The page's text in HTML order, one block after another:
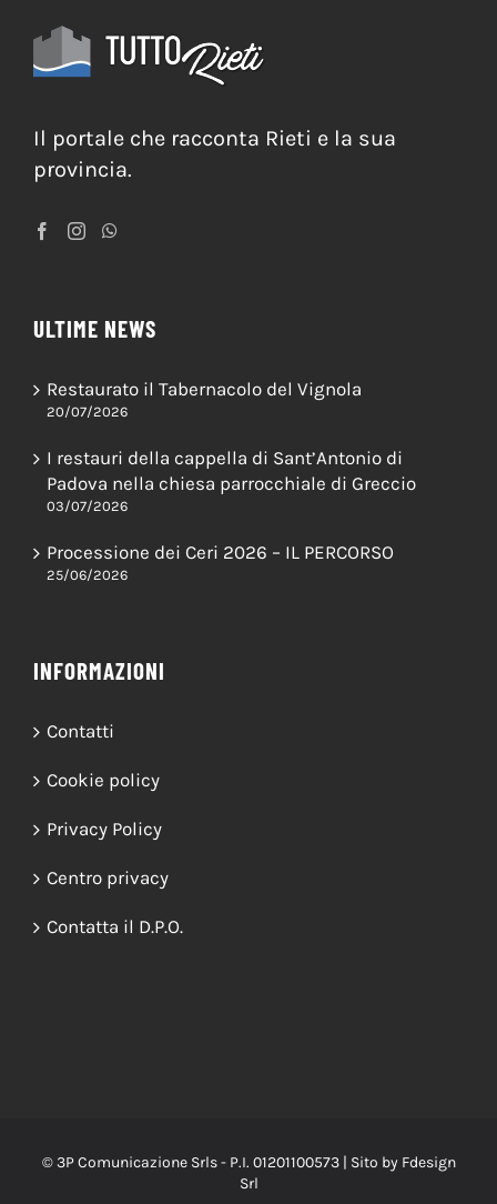
Il portale che racconta Rieti e la sua
provincia.
ULTIME NEWS
Restaurato il Tabernacolo del Vignola
20/07/2026
I restauri della cappella di Sant’Antonio di
Padova nella chiesa parrocchiale di Greccio
03/07/2026
Processione dei Ceri 2026 – IL PERCORSO
25/06/2026
INFORMAZIONI
Contatti
Cookie policy
Privacy Policy
Centro privacy
Contatta il D.P.O.
© 3P Comunicazione Srls - P.I. 01201100573 | Sito by Fdesign
Srl